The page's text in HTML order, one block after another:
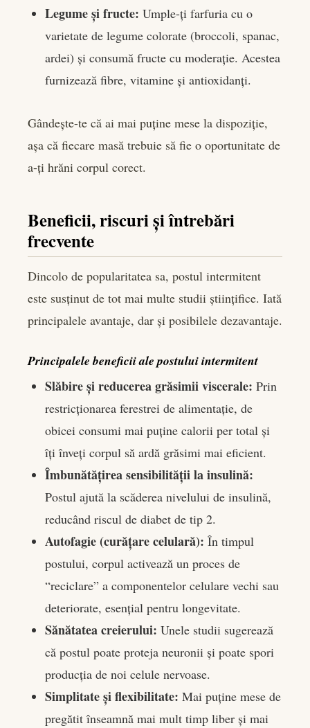
Legume și fructe: Umple-ți farfuria cu o
varietate de legume colorate (broccoli, spanac,
ardei) și consumă fructe cu moderație. Acestea
furnizează fibre, vitamine și antioxidanți.
Gândește-te că ai mai puține mese la dispoziție,
așa că fiecare masă trebuie să fie o oportunitate de
a-ți hrăni corpul corect.
Beneficii, riscuri și întrebări
frecvente
Dincolo de popularitatea sa, postul intermitent
este susținut de tot mai multe studii științifice. Iată
principalele avantaje, dar și posibilele dezavantaje.
Principalele beneficii ale postului intermitent
Slăbire și reducerea grăsimii viscerale: Prin
restricționarea ferestrei de alimentație, de
obicei consumi mai puține calorii per total și
îți înveți corpul să ardă grăsimi mai eficient.
Îmbunătățirea sensibilității la insulină:
Postul ajută la scăderea nivelului de insulină,
reducând riscul de diabet de tip 2.
Autofagie (curățare celulară): În timpul
postului, corpul activează un proces de
“reciclare” a componentelor celulare vechi sau
deteriorate, esențial pentru longevitate.
Sănătatea creierului: Unele studii sugerează
că postul poate proteja neuronii și poate spori
producția de noi celule nervoase.
Simplitate și flexibilitate: Mai puține mese de
pregătit înseamnă mai mult timp liber și mai